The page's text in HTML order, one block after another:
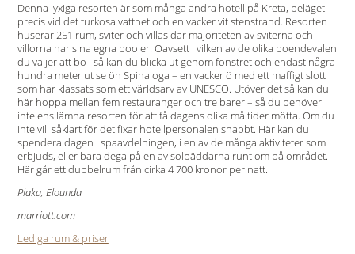
Denna lyxiga resorten är som många andra hotell på Kreta, beläget
precis vid det turkosa vattnet och en vacker vit stenstrand. Resorten
huserar 251 rum, sviter och villas där majoriteten av sviterna och
villorna har sina egna pooler. Oavsett i vilken av de olika boendevalen
du väljer att bo i så kan du blicka ut genom fönstret och endast några
hundra meter ut se ön Spinaloga – en vacker ö med ett maffigt slott
som har klassats som ett världsarv av UNESCO. Utöver det så kan du
här hoppa mellan fem restauranger och tre barer – så du behöver
inte ens lämna resorten för att få dagens olika måltider mötta. Om du
inte vill såklart för det fixar hotellpersonalen snabbt. Här kan du
spendera dagen i spaavdelningen, i en av de många aktiviteter som
erbjuds, eller bara dega på en av solbäddarna runt om på området.
Här går ett dubbelrum från cirka 4 700 kronor per natt.
Plaka, Elounda
marriott.com
Lediga rum & priser